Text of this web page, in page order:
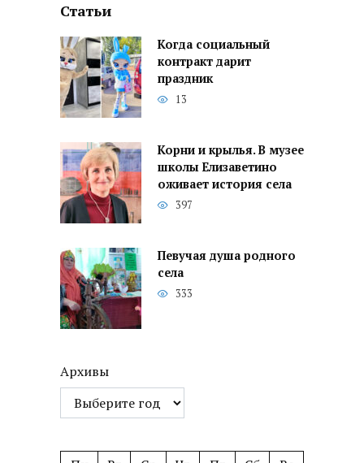
Статьи
Когда социальный
контракт дарит
праздник
13
Корни и крылья. В музее
школы Елизаветино
оживает история села
397
Певучая душа родного
села
333
Архивы